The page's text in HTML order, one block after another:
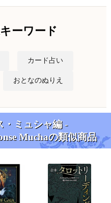
ーワード
カード占い
おとなのぬりえ
ミュシャ編 -
Muchaの類似商品